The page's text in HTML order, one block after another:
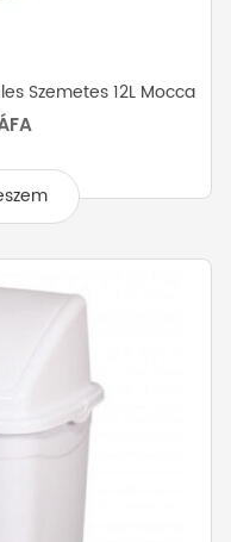
Szemetes 12L Mocca